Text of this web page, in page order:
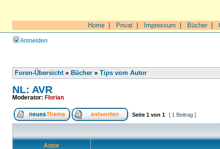
Home Privat Impressum Bücher|
Anmelden
Foren-Übersicht» Bücher » Tips vom Autor
NL: AVR
Moderator: Florian
Seite 1 von 1 [ 1 Beitrag ]
Autor